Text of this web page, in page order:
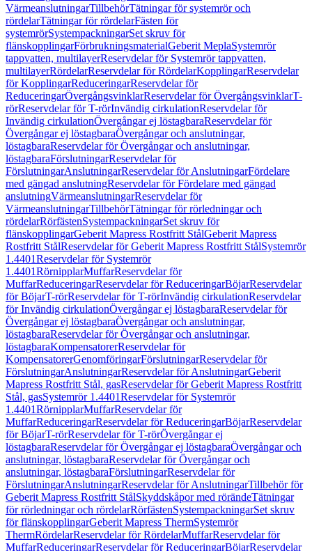
VärmeanslutningarTillbehörTätningar för systemrör och
rördelarTätningar för rördelarFästen för
systemrörSystempackningarSet skruv för
flänskopplingarFörbrukningsmaterialGeberit MeplaSystemrör
tappvatten, multilayerReservdelar för Systemrör tappvatten,
multilayerRördelarReservdelar för RördelarKopplingarReservdelar
för KopplingarReduceringarReservdelar för
ReduceringarÖvergångsvinklarReservdelar för ÖvergångsvinklarT-
rörReservdelar för T-rörInvändig cirkulationReservdelar för
Invändig cirkulationÖvergångar ej löstagbaraReservdelar för
Övergångar ej löstagbaraÖvergångar och anslutningar,
löstagbaraReservdelar för Övergångar och anslutningar,
löstagbaraFörslutningarReservdelar för
FörslutningarAnslutningarReservdelar för AnslutningarFördelare
med gängad anslutningReservdelar för Fördelare med gängad
anslutningVärmeanslutningarReservdelar för
VärmeanslutningarTillbehörTätningar för rörledningar och
rördelarRörfästenSystempackningarSet skruv för
flänskopplingarGeberit Mapress Rostfritt StålGeberit Mapress
Rostfritt StålReservdelar för Geberit Mapress Rostfritt StålSystemrör
1.4401Reservdelar för Systemrör
1.4401RörnipplarMuffarReservdelar för
MuffarReduceringarReservdelar för ReduceringarBöjarReservdelar
för BöjarT-rörReservdelar för T-rörInvändig cirkulationReservdelar
för Invändig cirkulationÖvergångar ej löstagbaraReservdelar för
Övergångar ej löstagbaraÖvergångar och anslutningar,
löstagbaraReservdelar för Övergångar och anslutningar,
löstagbaraKompensatorerReservdelar för
KompensatorerGenomföringarFörslutningarReservdelar för
FörslutningarAnslutningarReservdelar för AnslutningarGeberit
Mapress Rostfritt Stål, gasReservdelar för Geberit Mapress Rostfritt
Stål, gasSystemrör 1.4401Reservdelar för Systemrör
1.4401RörnipplarMuffarReservdelar för
MuffarReduceringarReservdelar för ReduceringarBöjarReservdelar
för BöjarT-rörReservdelar för T-rörÖvergångar ej
löstagbaraReservdelar för Övergångar ej löstagbaraÖvergångar och
anslutningar, löstagbaraReservdelar för Övergångar och
anslutningar, löstagbaraFörslutningarReservdelar för
FörslutningarAnslutningarReservdelar för AnslutningarTillbehör för
Geberit Mapress Rostfritt StålSkyddskåpor med rörändeTätningar
för rörledningar och rördelarRörfästenSystempackningarSet skruv
för flänskopplingarGeberit Mapress ThermSystemrör
ThermRördelarReservdelar för RördelarMuffarReservdelar för
MuffarReduceringarReservdelar för ReduceringarBöjarReservdelar